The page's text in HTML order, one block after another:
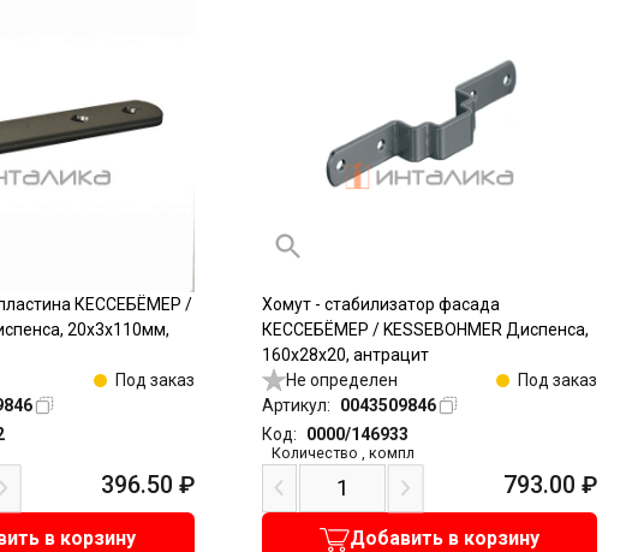
КЕССЕБЁМЕР /
20х3х110мм,
Под заказ
396.50 ₽
в корзину
Хомут - стабилизатор фасада
КЕССЕБЁМЕР / KESSEBOHMER Диспенса,
160x28x20, антрацит
Не определен
Под заказ
Артикул:
0043509846
Код:
0000/146933
Количество компл
793.00 ₽
Добавить в корзину